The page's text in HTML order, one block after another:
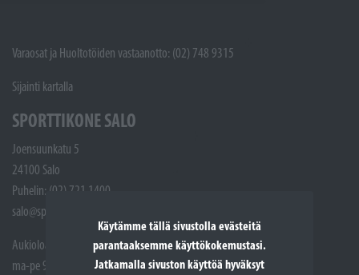
Käytämme tällä sivustolla evästeitä
parantaaksemme käyttökokemustasi.
Jatkamalla sivuston käyttöä hyväksyt
Varaosat ja Huoltotöiden vastaanotto: (02) 748 9315
Sijainti kartalla
SPORTTIKONE SALO
Joensuunkatu 5
24100 Salo
Puhelin: (02) 721 1400
salo@sporttikone.fi
Aukioloajat
ma-pe 9.00 - 17.00